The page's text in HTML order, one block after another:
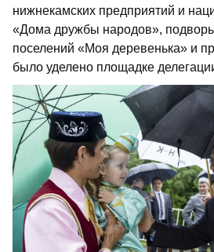
нижнекамских предприятий и
«Дома дружбы народов»,
поселений «Моя деревенька» и
было уделено площадке